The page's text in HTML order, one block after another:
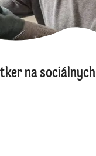
na sociálnych